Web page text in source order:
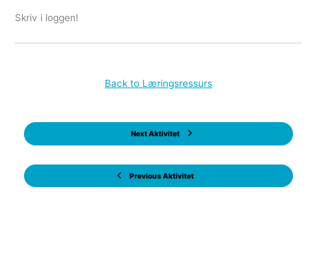
Skriv i loggen!
Previous Aktivitet
Back to Læringsressurs
Next Aktivitet